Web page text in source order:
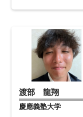
渡部 龍翔
慶應義塾大学